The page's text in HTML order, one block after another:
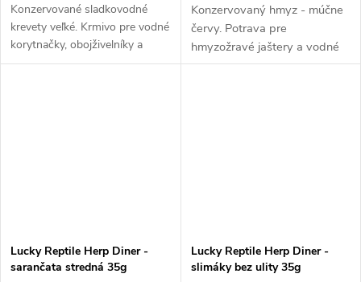
Konzervované sladkovodné
krevety veľké. Krmivo pre vodné
korytnačky, obojživelníky a
hmyzožravé plazy.
Konzervovaný hmyz - múčne
červy. Potrava pre
hmyzožravé jaštery a vodné
korytnačky.
Lucky Reptile Herp Diner -
sarančata stredná 35g
Lucky Reptile Herp Diner -
slimáky bez ulity 35g